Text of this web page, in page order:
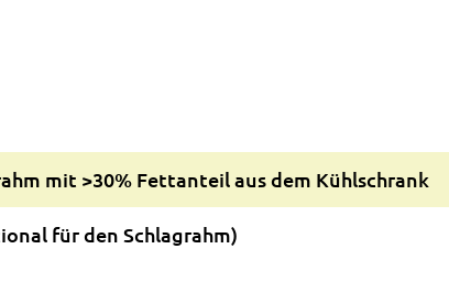
mit >30% Fettanteil aus dem Kühlschrank
für den Schlagrahm)